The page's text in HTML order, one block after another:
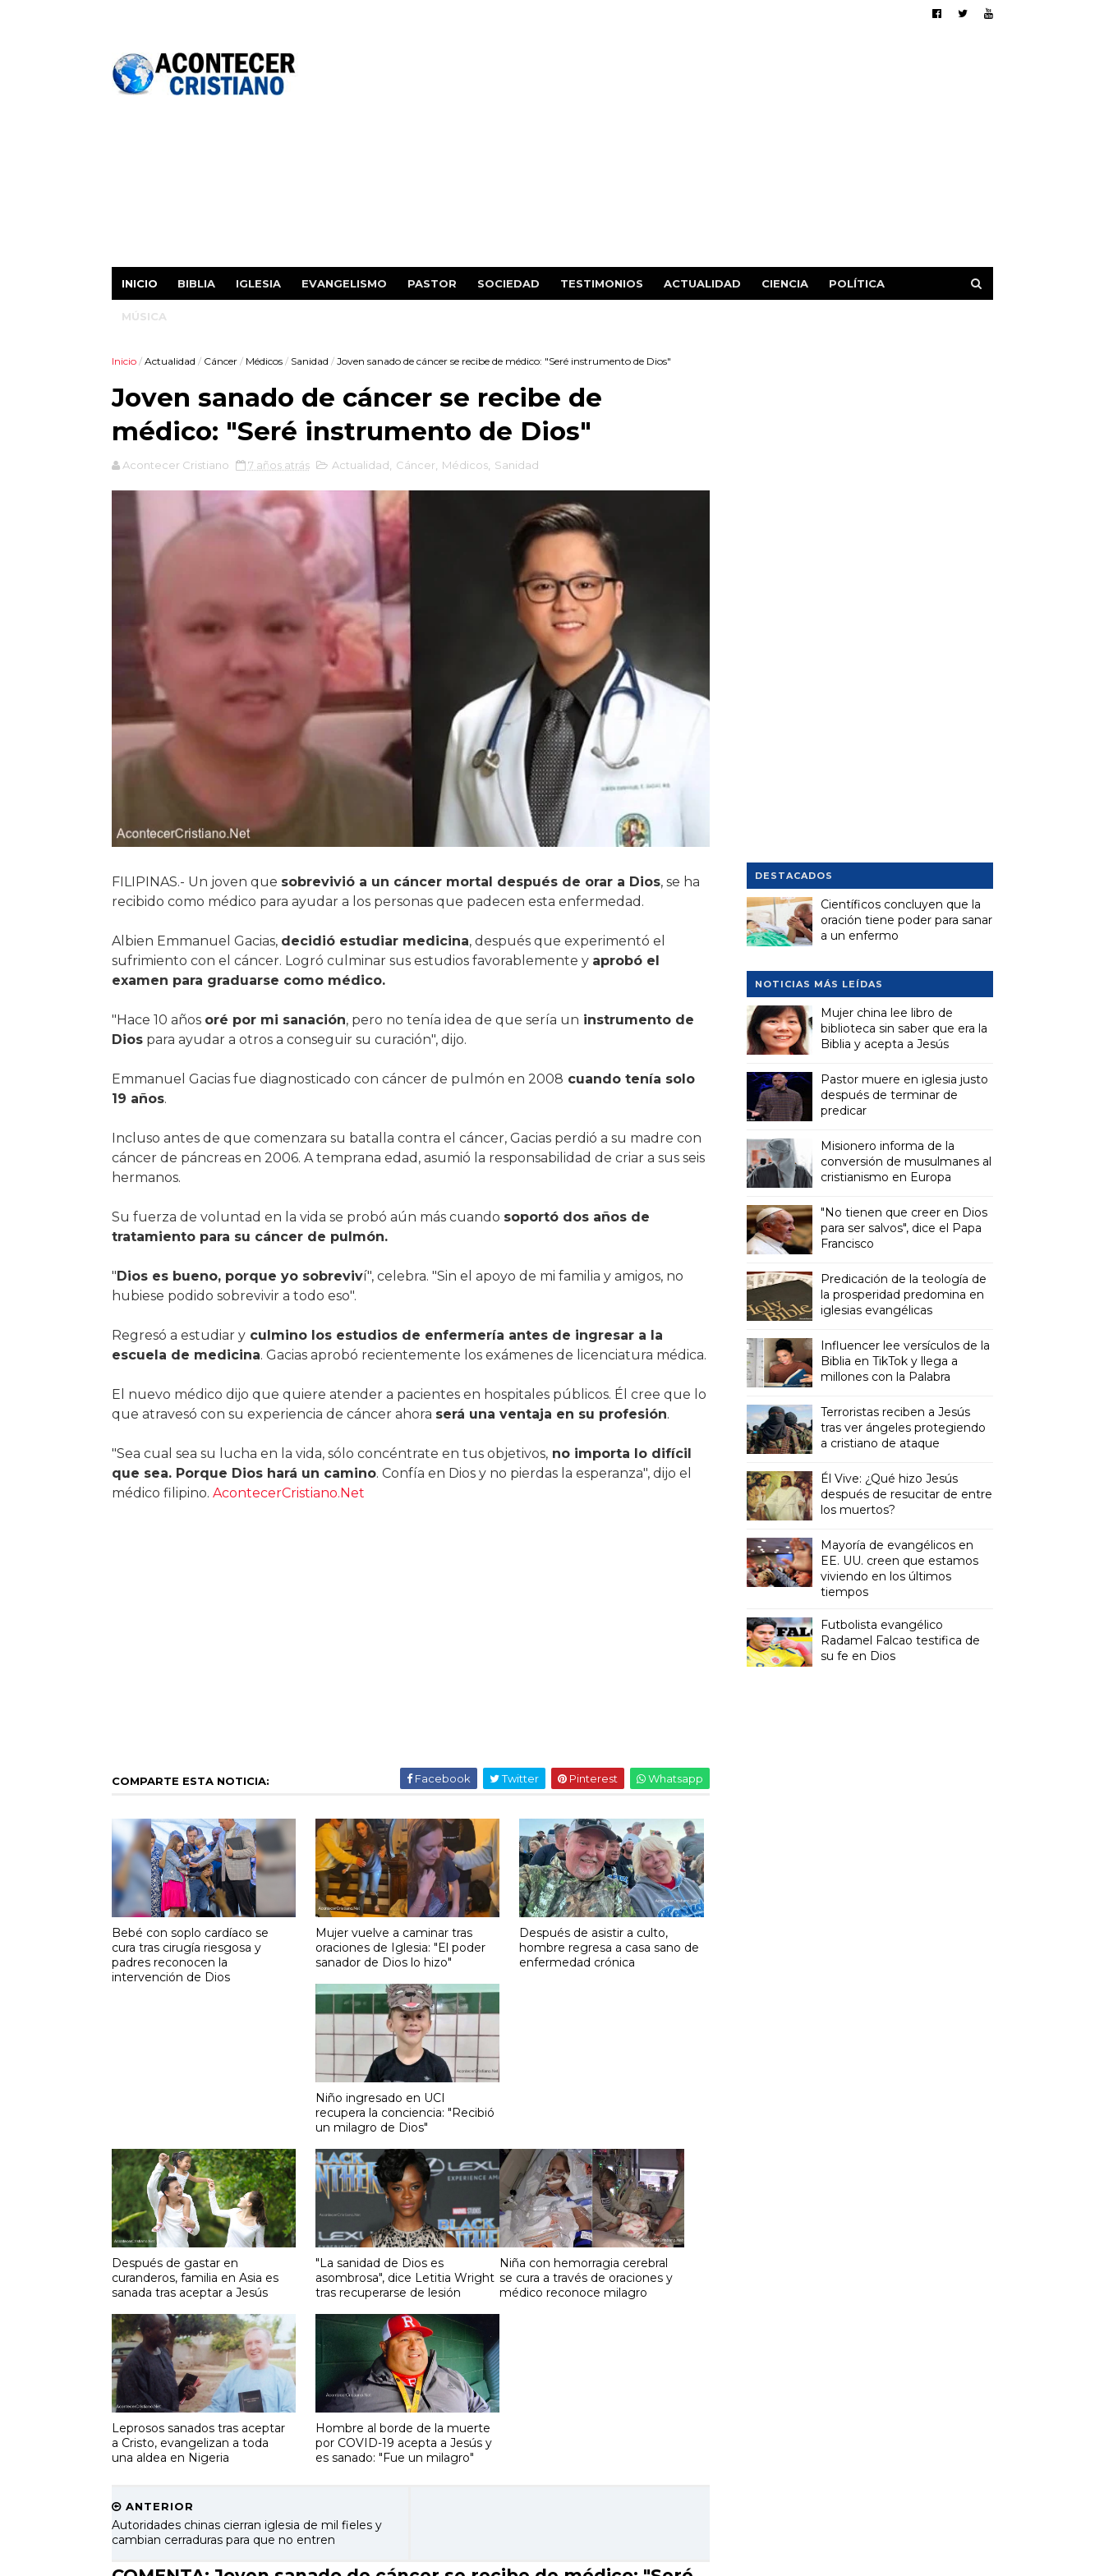
INICIO BIBLIA IGLESIA EVANGELISMO PASTOR SOCIEDAD TESTIMONIOS ACTUALIDAD CIENCIA POLÍTICA
MÚSICA
Inicio / Actualidad / Cáncer / Médicos / Sanidad / Joven sanado de cáncer se recibe de médico: "Seré instrumento de Dios"
Joven sanado de cáncer se recibe de
médico: "Seré instrumento de Dios"
Acontecer Cristiano 7 años atrás Actualidad Cáncer Médicos, Sanidad
FILIPINAS.- Un joven que sobrevivió a un cáncer mortal después de orar a Dios, se ha
recibido como médico para ayudar a los personas que padecen esta enfermedad.
Albien Emmanuel Gacias, decidió estudiar medicina, después que experimentó el
sufrimiento con el cáncer. Logró culminar sus estudios favorablemente y aprobó el
examen para graduarse como médico.
"Hace 10 años oré por mi sanación, pero no tenía idea de que sería un instrumento de
Diospara ayudar a otros a conseguir su curación", dijo.
Emmanuel Gacias fue diagnosticado con cáncer de pulmón en 2008 cuando tenía solo
19 años.
Incluso antes de que comenzara su batalla contra el cáncer, Gacias perdió a su madre con
cáncer de páncreas en 2006. A temprana edad, asumió la responsabilidad de criar a sus seis
hermanos.
Su fuerza de voluntad en la vida se probó aún más cuando soportó dos años de
tratamiento para su cáncer de pulmón.
"Dios es bueno, porque yo sobreviví", celebra. "Sin el apoyo de mi familia y amigos, no
hubiese podido sobrevivir a todo eso".
Regresó a estudiar yculmino los estudios de enfermería antes de ingresar a la
escuela de medicina. Gacias aprobó recientemente los exámenes de licenciatura médica.
El nuevo médico dijo que quiere atender a pacientes en hospitales públicos. Él cree que lo
que atravesó con su experiencia de cáncer ahora será una ventaja en su profesión.
"Sea cual sea su lucha en la vida, sólo concéntrate en tus objetivos,no importa lo difícil
que sea. Porque Dios hará un camino. Confía en Dios y no pierdas la esperanza", dijo el
médico filipino. AcontecerCristiano.Net
COMPARTE ESTA NOTICIA: Facebook Twitter Pinterest Whatsapp
Bebé con soplo cardíaco se
cura tras cirugía riesgosa y
padres reconocen la
intervención de Dios
Mujer vuelve a caminar tras
oraciones de Iglesia: "El poder
sanador de Dios lo hizo"
Después de asistir a culto,
hombre regresa a casa sano de
enfermedad crónica
Niño ingresado en UCI
recupera la conciencia: "Recibió
un milagro de Dios"
Después de gastar en
curanderos, familia en Asia es
sanada tras aceptar a Jesús
"La sanidad de Dios es
asombrosa", dice Letitia Wright
tras recuperarse de lesión
Niña con hemorragia cerebral
se cura a través de oraciones y
médico reconoce milagro
Leprosos sanados tras aceptar
a Cristo, evangelizan a toda
una aldea en Nigeria
Hombre al borde de la muerte
por COVID-19 acepta a Jesús y
es sanado: "Fue un milagro"
ANTERIOR
Autoridades chinas cierran iglesia de mil fieles y
cambian cerraduras para que no entren
DESTACADOS
Científicos concluyen que la
oración tiene poder para sanar
a un enfermo
NOTICIAS MÁS LEÍDAS
Mujer china lee libro de
biblioteca sin saber que era la
Biblia y acepta a Jesús
Pastor muere en iglesia justo
después de terminar de
predicar
Misionero informa de la
conversión de musulmanes al
cristianismo en Europa
"No tienen que creer en Dios
para ser salvos", dice el Papa
Francisco
Predicación de la teología de
la prosperidad predomina en
iglesias evangélicas
Influencer lee versículos de la
Biblia en TikTok y llega a
millones con la Palabra
Terroristas reciben a Jesús
tras ver ángeles protegiendo
a cristiano de ataque
Él Vive: ¿Qué hizo Jesús
después de resucitar de entre
los muertos?
Mayoría de evangélicos en
EE. UU. creen que estamos
viviendo en los últimos
tiempos
Futbolista evangélico
Radamel Falcao testifica de
su fe en Dios